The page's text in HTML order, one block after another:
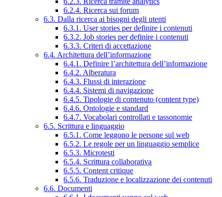
6.2.4. Ricerca sui forum
6.3. Dalla ricerca ai bisogni degli utenti
6.3.1. User stories per definire i contenuti
6.3.2. Job stories per definire i contenuti
6.3.3. Criteri di accettazione
6.4. Architettura dell’informazione
6.4.1. Definire l’architettura dell’informazione
6.4.2. Alberatura
6.4.3. Flussi di interazione
6.4.4. Sistemi di navigazione
6.4.5. Tipologie di contenuto (content type)
6.4.6. Ontologie e standard
6.4.7. Vocabolari controllati e tassonomie
6.5. Scrittura e linguaggio
6.5.1. Come leggono le persone sul web
6.5.2. Le regole per un linguaggio semplice
6.5.3. Microtesti
6.5.4. Scrittura collaborativa
6.5.5. Content critique
6.5.6. Traduzione e localizzazione dei contenuti
6.6. Documenti